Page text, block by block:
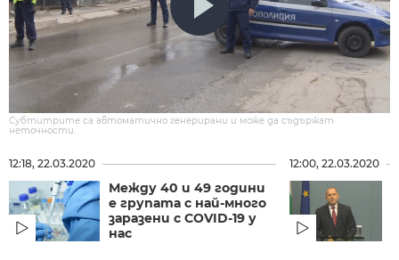
Субтитрите са автоматично генерирани и може да съдържат
неточности.
12:18, 22.03.2020
Между 40 и 49 години
е групата с най-много
заразени с COVID-19 у
нас
12:00, 22.03.2020